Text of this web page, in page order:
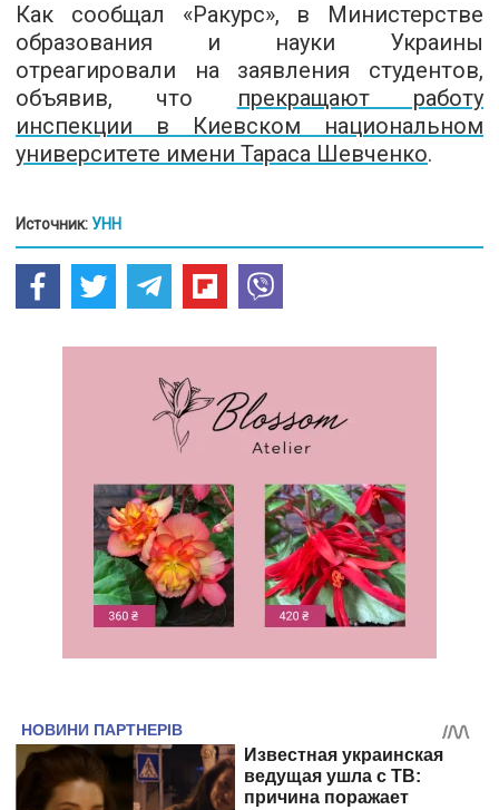
Как сообщал «Ракурс», в Министерстве
образования и науки Украины
отреагировали на заявления студентов,
объявив, что прекращают работу
инспекции в Киевском национальном
университете имени Тараса Шевченко.
Источник: УНН